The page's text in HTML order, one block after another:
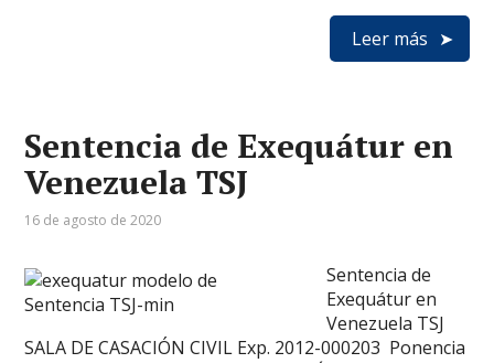
Leer más
Sentencia de Exequátur en
Venezuela TSJ
16 de agosto de 2020
Sentencia de
Exequátur en
Venezuela TSJ
SALA DE CASACIÓN CIVIL Exp. 2012-000203 Ponencia